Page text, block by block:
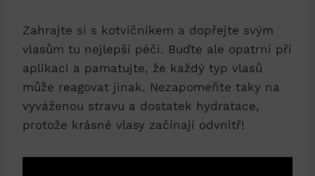
Zahrajte si s kotvičníkem a dopřejte svým
vlasům tu nejlepší péči. Buďte ale opatrní při
aplikaci a pamatujte, že každý typ vlasů
může reagovat jinak. Nezapomeňte taky na
vyváženou stravu a dostatek hydratace,
protože krásné vlasy začínají odvnitř!